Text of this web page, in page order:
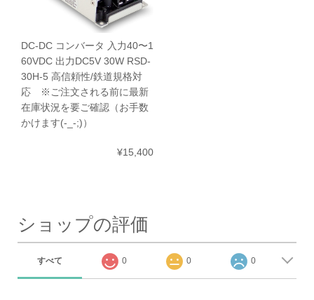
DC-DC コンバータ 入力40〜1
60VDC 出力DC5V 30W RSD-
30H-5 高信頼性/鉄道規格対
応 ※ご注文される前に最新
在庫状況を要ご確認（お手数
かけます(-_-;)）
¥15,400
ショップの評価
すべて 0 0 0